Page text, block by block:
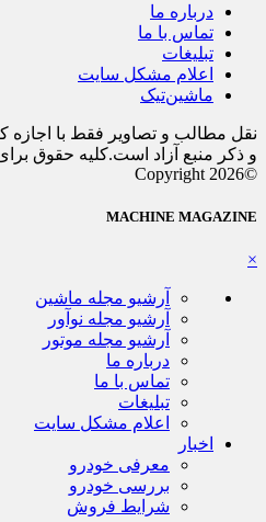
درباره ما
تماس با ما
تبلیغات
اعلام مشکل سایت
ماشین‌تیک
نقل مطالب و تصاویر فقط با
و ذکر منبع آزاد است.کلیه حقوق
©Copyright 2026
MACHINE MAGAZINE
×
آرشیو مجله ماشین
آرشیو مجله نوآور
آرشیو مجله موتور
درباره ما
تماس با ما
تبلیغات
اعلام مشکل سایت
اخبار
معرفی خودرو
بررسی خودرو
شرایط فروش